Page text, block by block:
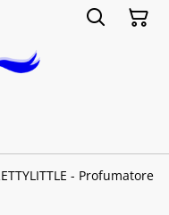
- Profumatore